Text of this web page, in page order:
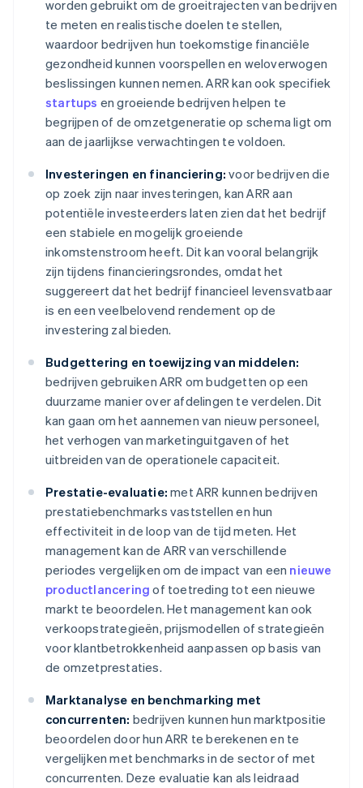
worden gebruikt om de groeitrajecten van bedrijven
te meten en realistische doelen te stellen,
waardoor bedrijven hun toekomstige financiële
gezondheid kunnen voorspellen en weloverwogen
beslissingen kunnen nemen. ARR kan ook specifiek
startups en groeiende bedrijven helpen te
begrijpen of de omzetgeneratie op schema ligt om
aan de jaarlijkse verwachtingen te voldoen.
Investeringen en financiering: voor bedrijven die
op zoek zijn naar investeringen, kan ARR aan
potentiële investeerders laten zien dat het bedrijf
een stabiele en mogelijk groeiende
inkomstenstroom heeft. Dit kan vooral belangrijk
zijn tijdens financieringsrondes, omdat het
suggereert dat het bedrijf financieel levensvatbaar
is en een veelbelovend rendement op de
investering zal bieden.
Budgettering en toewijzing van middelen:
bedrijven gebruiken ARR om budgetten op een
duurzame manier over afdelingen te verdelen. Dit
kan gaan om het aannemen van nieuw personeel,
het verhogen van marketinguitgaven of het
uitbreiden van de operationele capaciteit.
Prestatie-evaluatie: met ARR kunnen bedrijven
prestatiebenchmarks vaststellen en hun
effectiviteit in de loop van de tijd meten. Het
management kan de ARR van verschillende
periodes vergelijken om de impact van een nieuwe
productlancering of toetreding tot een nieuwe
markt te beoordelen. Het management kan ook
verkoopstrategieën, prijsmodellen of strategieën
voor klantbetrokkenheid aanpassen op basis van
de omzetprestaties.
Marktanalyse en benchmarking met
concurrenten: bedrijven kunnen hun marktpositie
beoordelen door hun ARR te berekenen en te
vergelijken met benchmarks in de sector of met
concurrenten. Deze evaluatie kan als leidraad